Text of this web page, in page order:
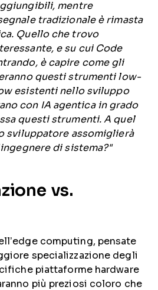
mentre
tradizionale è rimasta
Quello che trovo
e su cui Code
è capire come gli
questi strumenti low-
esistenti nello sviluppo
con IA agentica in grado
questi strumenti. A quel
sviluppatore assomiglierà
di sistema?"
vs.
computing, pensate
specializzazione degli
piattaforme hardware
più preziosi coloro che